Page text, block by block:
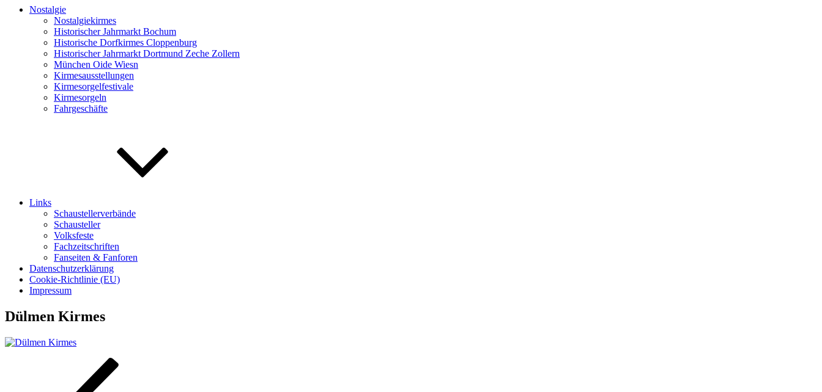
Nostalgie
Nostalgiekirmes
Historischer Jahrmarkt Bochum
Historische Dorfkirmes Cloppenburg
Historischer Jahrmarkt Dortmund Zeche Zollern
München Oide Wiesn
Kirmesausstellungen
Kirmesorgelfestivale
Kirmesorgeln
Fahrgeschäfte
Links
Schaustellerverbände
Schausteller
Volksfeste
Fachzeitschriften
Fanseiten & Fanforen
Datenschutzerklärung
Cookie-Richtlinie (EU)
Impressum
Dülmen Kirmes
Beitragsnavigation